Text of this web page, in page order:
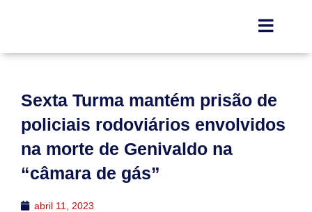
Sexta Turma mantém prisão de
policiais rodoviários envolvidos
na morte de Genivaldo na
“câmara de gás”
abril 11, 2023